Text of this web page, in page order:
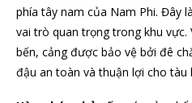
phía tây nam của Nam Phi. Đây
vai trò quan trọng trong khu vực.
bến, cảng được bảo vệ bởi đê
đậu an toàn và thuận lợi cho tàu